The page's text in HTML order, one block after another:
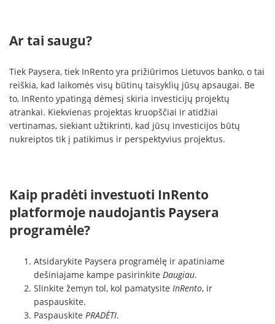
Ar tai saugu?
Tiek Paysera, tiek InRento yra prižiūrimos Lietuvos banko, o tai
reiškia, kad laikomės visų būtinų taisyklių jūsų apsaugai. Be
to, InRento ypatingą dėmesį skiria investicijų projektų
atrankai. Kiekvienas projektas kruopščiai ir atidžiai
vertinamas, siekiant užtikrinti, kad jūsų investicijos būtų
nukreiptos tik į patikimus ir perspektyvius projektus.
Kaip pradėti investuoti InRento
platformoje naudojantis Paysera
programėle?
Atsidarykite Paysera programėlę ir apatiniame
dešiniajame kampe pasirinkite Daugiau.
Slinkite žemyn tol, kol pamatysite InRento, ir
paspauskite.
Paspauskite PRADĖTI.